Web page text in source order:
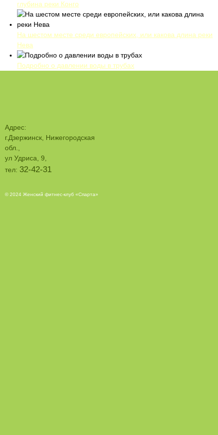
глубина реки Конго
На шестом месте среди европейских, или какова длина реки
Нева
Подробно о давлении воды в трубах
Адрес:
г.Дзержинск, Нижегородская
обл.,
ул Удриса, 9,
тел: 32-42-31
© 2024 Женский фитнес-клуб «Спарта»